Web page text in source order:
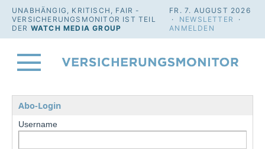
UNABHÄNGIG, KRITISCH, FAIR -
VERSICHERUNGSMONITOR IST TEIL
DER WATCH MEDIA GROUP
FR. 7. AUGUST 2026
· NEWSLETTER
·
ANMELDEN
Abo-Login
Username